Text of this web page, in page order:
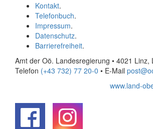
Kontakt.
Telefonbuch.
Impressum.
Datenschutz.
Barrierefreiheit.
Amt der Oö. Landesregierung • 4021 Linz,
Telefon (+43 732) 77 20-0 • E-Mail
www.land-